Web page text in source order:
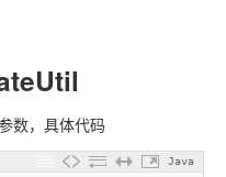
数，具体代码
Java